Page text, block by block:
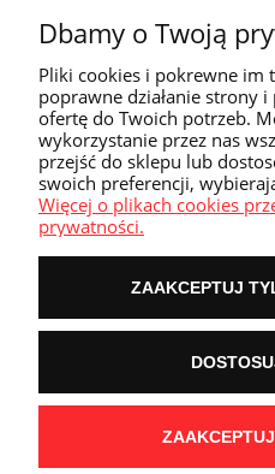
Strefa
POKAŻ PEŁNĄ
NASZE
wyróżnienia są przyznawane
Dbamy o Twoją
Pliki cookies i pokrewne im
poprawne działanie strony
ofertę do Twoich potrzeb.
wykorzystanie przez nas
przejść do sklepu lub
swoich preferencji,
Więcej o plikach cookies
prywatności.
ZAAKCEPTUJ